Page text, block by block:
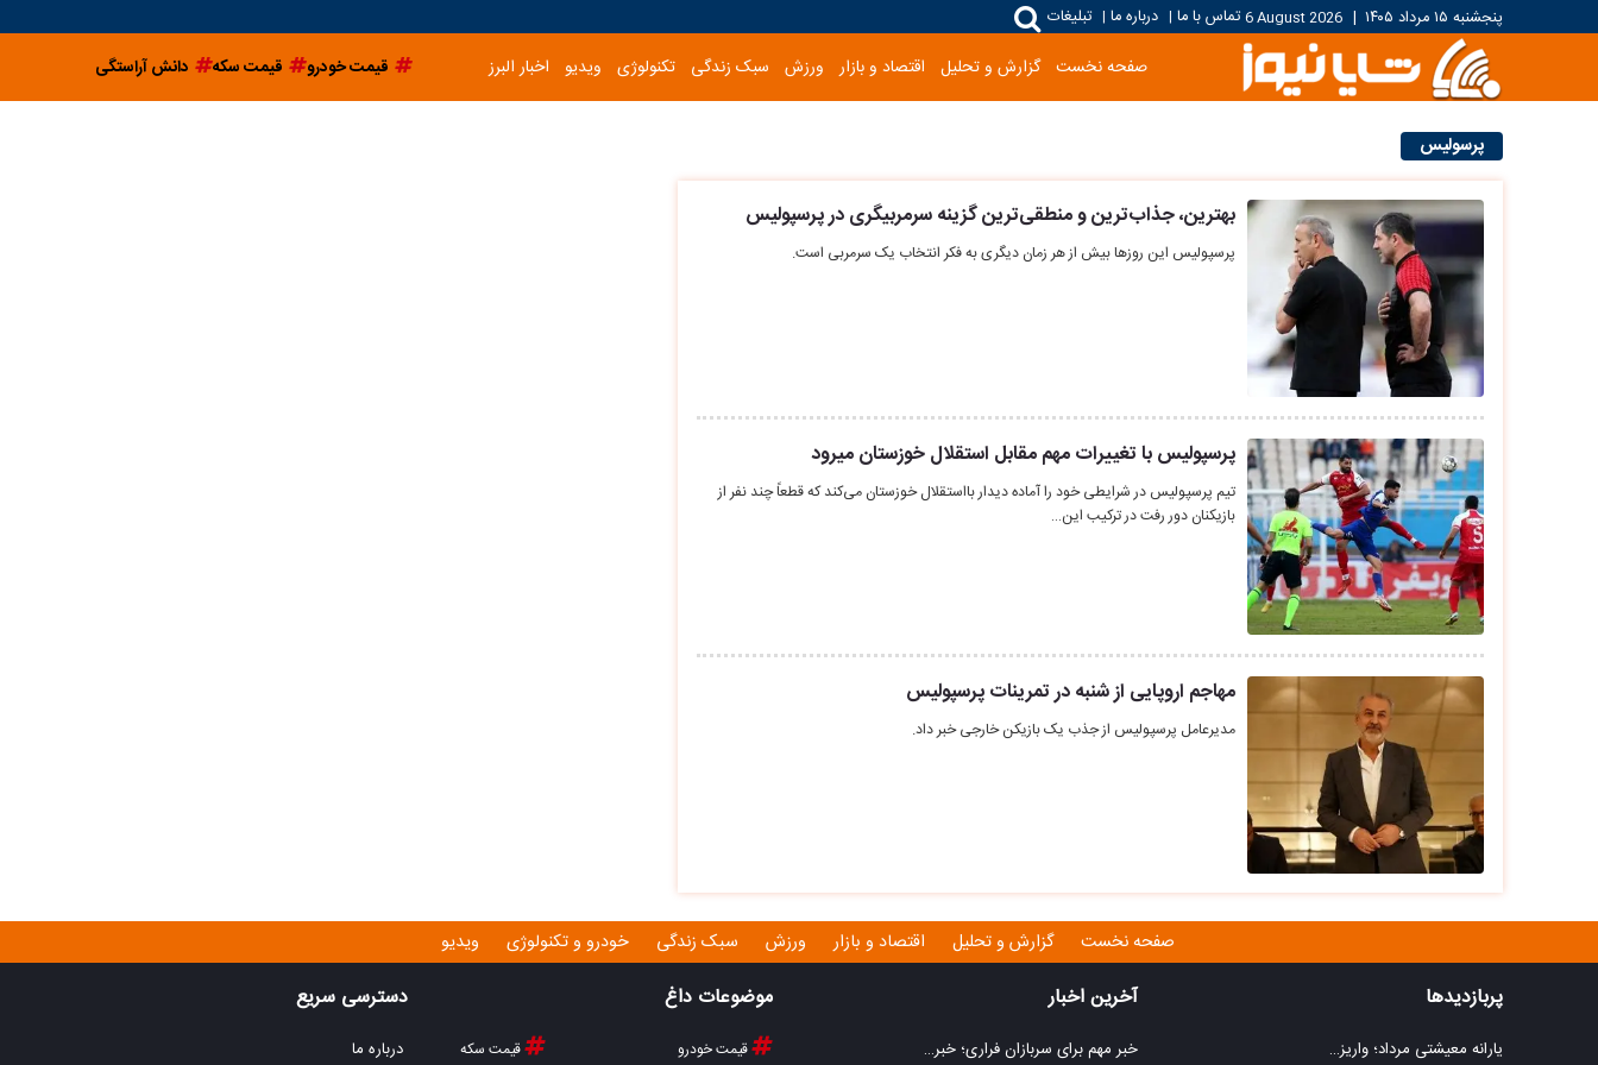
پنجشنبه ۱۵ مرداد ۱۴۰۵ |
6 August 2026تماس با ما | درباره ما | تبلیغات
صفحه نخست گزارش و تحلیل اقتصاد و بازار ورزش سبک زندگی تکنولوژی ویدیو اخبار البرز قیمت خودرو قیمت سکه دانش آراستگی
پرسولیس
بهترین، جذاب‌ترین و منطقی‌ترین گزینه سرمربیگری در پرسپولیس
پرسپولیس این روزها بیش از هر زمان دیگری به فکر انتخاب یک سرمربی است.
پرسپولیس با تغییرات مهم مقابل استقلال خوزستان میرود
تیم پرسپولیس در شرایطی خود را آماده دیدار بااستقلال خوزستان می‌کند که قطعاً چند نفر از
بازیکنان دور رفت در ترکیب این…
مهاجم اروپایی از شنبه در تمرینات پرسپولیس
مدیرعامل پرسپولیس از جذب یک بازیکن خارجی خبر داد.
صفحه نخست گزارش و تحلیل اقتصاد و بازار ورزش سبک زندگی خودرو و تکنولوژی ویدیو
پربازدیدها
یارانه معیشتی مرداد؛ واریز…
آخرین اخبار
خبر مهم برای سربازان فراری؛ خبر…
موضوعات داغ
قیمت خودرو قیمت سکه
دسترسی سریع
درباره ما